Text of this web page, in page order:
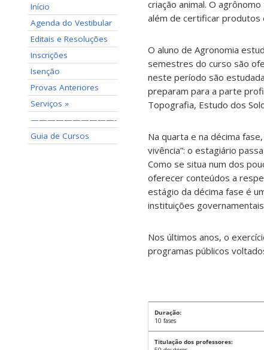
Início
Agenda do Vestibular
Editais e Resoluções
Inscrições
Isenção
Provas Anteriores
Serviços »
——————————-
Guia de Cursos
criação animal. O
além de certificar produtos
O aluno de Agronomia
semestres do curso são
neste período são
preparam para a parte
Topografia, Estudo dos
Na quarta e na décima
vivência”: o estagiário
Como se situa num dos
oferecer conteúdos a
estágio da décima fase é
instituições
Nos últimos anos, o
programas públicos
Duração:
10 fases
Titulação dos professores: